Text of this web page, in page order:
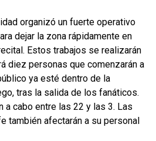
organizó un fuerte operativo
dejar la zona rápidamente en
Estos trabajos se realizarán
diez personas que comenzarán a
ya esté dentro de la
tras la salida de los fanáticos.
a cabo entre las 22 y las 3. Las
también afectarán a su personal